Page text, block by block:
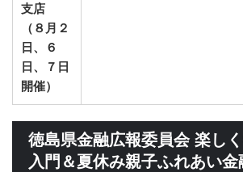
支店
（８月２
日、６
日、７日
開催）
徳島県金融広報委員会 楽し
入門＆夏休み親子ふれあい